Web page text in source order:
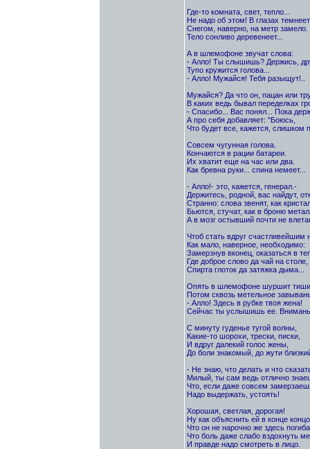
Где-то комната, свет, тепло...
Не надо об этом! В глазах
Снегом, наверно, на метр замело.
Тело сонливо деревенеет...
А в шлемофоне звучат слова:
- Алло! Ты слышишь? Держись,
Тупо кружится голова...
- Алло! Мужайся! Тебя разыщут!..
Мужайся? Да что он, пацан или
В каких ведь бывал переделках
- Спасибо... Вас понял... Пока
А про себя добавляет: "Боюсь,
Что будет все, кажется, слишком
Совсем чугунная голова.
Кончаются в рации батареи.
Их хватит еще на час или два.
Как бревна руки... спина немеет...
- Алло!- это, кажется, генерал.-
Держитесь, родной, вас найдут,
Странно: слова звенят, как
Бьются, стучат, как в броню
А в мозг остывший почти не
Чтоб стать вдруг счастливейшим
Как мало, наверное, необходимо:
Замерзнув вконец, оказаться в
Где доброе слово да чай на столе,
Спирта глоток да затяжка дыма...
Опять в шлемофоне шуршит
Потом сквозь метельное
- Алло! Здесь в рубке твоя жена!
Сейчас ты услышишь ее.
С минуту гуденье тугой волны,
Какие-то шорохи, трески, писки,
И вдруг далекий голос жены,
До боли знакомый, до жути
- Не знаю, что делать и что
Милый, ты сам ведь отлично
Что, если даже совсем
Надо выдержать, устоять!
Хорошая, светлая, дорогая!
Ну как объяснить ей в конце
Что он не нарочно же здесь
Что боль даже слабо вздохнуть
И правде надо смотреть в лицо.